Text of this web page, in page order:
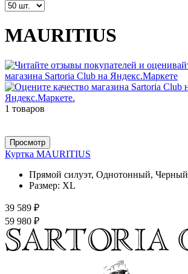
MAURITIUS
1 товаров
Просмотр
Куртка MAURITIUS
Прямой силуэт, Однотонный, Черный
Размер: XL
39 589 ₽
59 980 ₽